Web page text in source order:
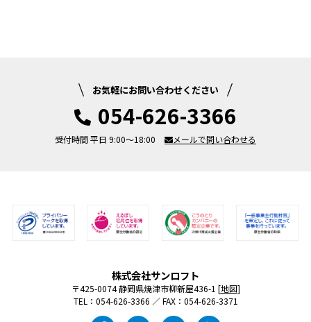
お気軽にお問い合わせください
054-626-3366
受付時間 平日 9:00～18:00 メールで問い合わせる
株式会社サンロフト
〒425-0074 静岡県焼津市柳新屋436-1 [地図]
TEL：054-626-3366 ／ FAX：054-626-3371